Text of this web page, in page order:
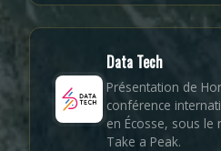
Data Tech
Présentation de
conférence
en Écosse, sous
Take a Peak.